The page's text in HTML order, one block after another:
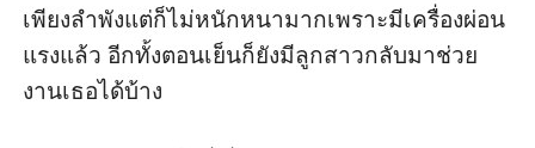
เพียงลำพังแต่ก็ไม่หนักหนามากเพราะมีเครื่องผ่อน
แรงแล้ว อีกทั้งตอนเย็นก็ยังมีลูกสาวกลับมาช่วย
งานเธอได้บ้าง